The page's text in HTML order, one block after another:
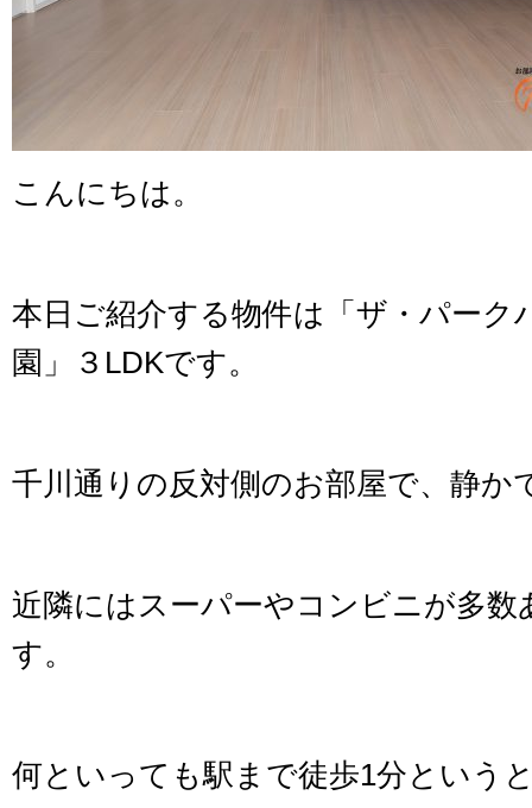
こんにちは。
本日ご紹介する物件は「ザ・パーク
園」３LDKです。
千川通りの反対側のお部屋で、静か
近隣にはスーパーやコンビニが多数
す。
何といっても駅まで徒歩1分という